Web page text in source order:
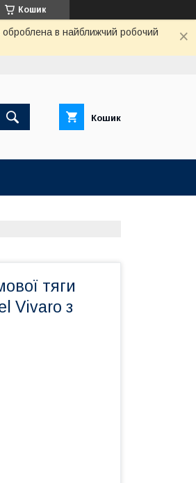
Кошик
оброблена в найближчий робочий
Кошик
тяги
Vivaro з